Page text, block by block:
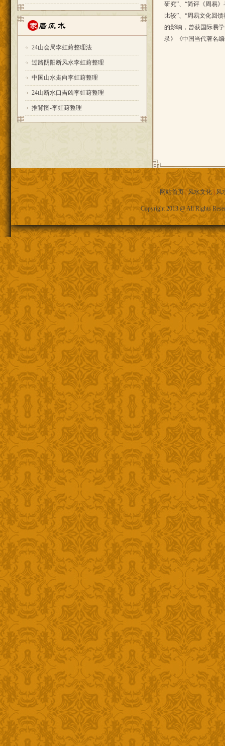
24山会局李虹葑整理法
过路阴阳断风水李虹葑整理
中国山水走向李虹葑整理
24山断水口吉凶李虹葑整理
推背图-李虹葑整理
研究”、“简评《周易
比较”、“周易文化回
的影响，曾获国际易
录》《中国当代著名
网站首页|风水文化|风
Copyright 2013 @ All Rights